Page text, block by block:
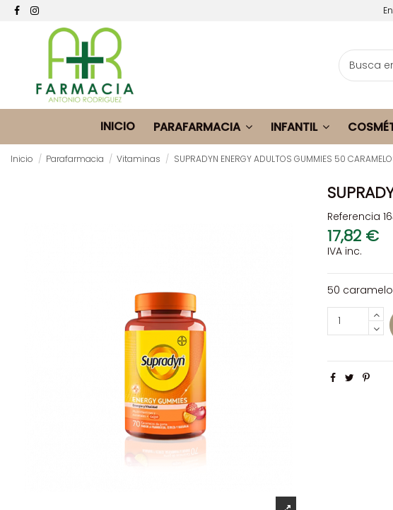
INICIO PARAFARMACIA INFANTIL
Inicio Parafarmacia Vitaminas SUPRADYN ENERGY ADULTOS GUMMIES 50
Referencia
17,82 €
IVA inc.
50